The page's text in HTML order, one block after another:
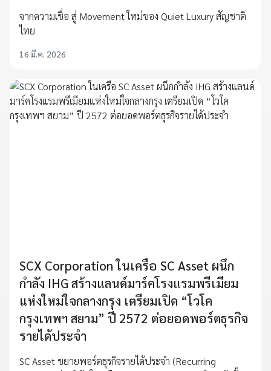
จากความเชื่อ สู่ Movement ใหม่ของ Quiet Luxury สัญชาติ
ไทย
16 มี.ค. 2026
SCX Corporation ในเครือ SC Asset ผนึก
กำลัง IHG สร้างแลนด์มาร์คโรงแรมพรีเมียม
แห่งใหม่ใจกลางกรุง เตรียมเปิด “โวโค
กรุงเทพฯ สยาม” ปี 2572 ต่อยอดพอร์ตธุรกิจ
รายได้ประจำ
SC Asset ขยายพอร์ตธุรกิจรายได้ประจำ (Recurring